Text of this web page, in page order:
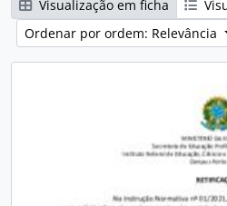
Visualização em ficha
Ordenar por ordem: Relevância